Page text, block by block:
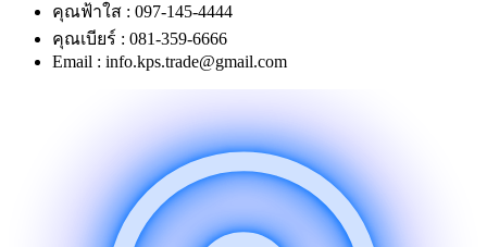
คุณฟ้าใส : 097-145-4444
คุณเบียร์ : 081-359-6666
Email : info.kps.trade@gmail.com